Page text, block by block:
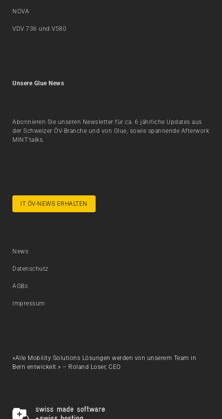
NOVA
VDV 736 und V580
Unsere Glue News
Abonnieren Sie unseren Newsletter für ca. 6 jährliche Updates aus
der Schweizer ÖV-Branche und von Glue, sowie spannende Afterwork
MINT'talks.
IT ÖV-NEWS ERHALTEN
News
Datenschutz
AGBs
Impressum
«Alle Mobility Solutions Lösungen werden von unserem Team in
Bern entwickelt.» – Roland Loser, CEO